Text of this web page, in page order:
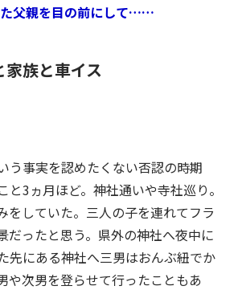
た父親を目の前にして……
族と車イス
う事実を認めたくない否認の時期
と3ヵ月ほど。神社通いや寺社巡り。
をしていた。三人の子を連れてフラ
だったと思う。県外の神社へ夜中に
先にある神社へ三男はおんぶ紐でか
や次男を登らせて行ったこともあ